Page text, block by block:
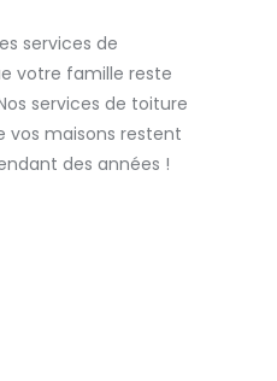
services de
votre famille reste
services de toiture
vos maisons restent
des années !